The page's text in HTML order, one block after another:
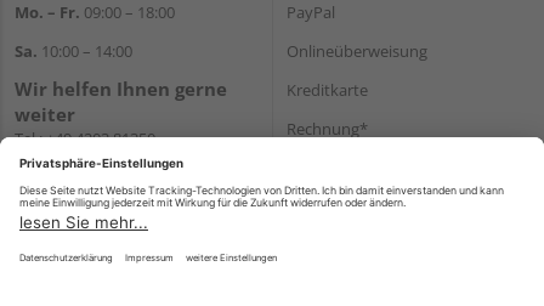
Mo. – Fr. 09:00 – 18:00
Sa. 10:00 – 14:00
Wir helfen Ihnen gerne
weiter
Tel.:+49 4203 81350
E-Mail:shop@holz-
koehrmann.de
PayPal
Onlineüberweisung
Kreditkarte
Rechnung*
Versand